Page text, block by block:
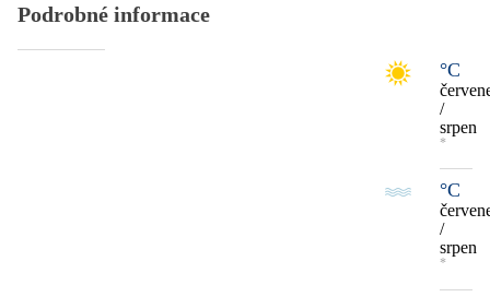
Podrobné informace
°C
/
srpen
*
°C
/
srpen
*